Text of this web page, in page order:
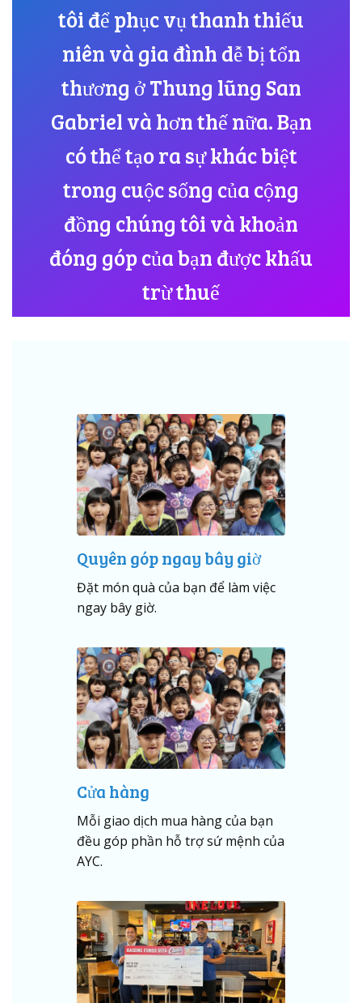
tôi để phục vụ thanh thiếu
niên và gia đình dễ bị tổn
thương ở Thung lũng San
Gabriel và hơn thế nữa. Bạn
có thể tạo ra sự khác biệt
trong cuộc sống của cộng
đồng chúng tôi và khoản
đóng góp của bạn được khấu
trừ thuế
Quyên góp ngay bây giờ
Đặt món quà của bạn để làm việc
ngay bây giờ.
Cửa hàng
Mỗi giao dịch mua hàng của bạn
đều góp phần hỗ trợ sứ mệnh của
AYC.